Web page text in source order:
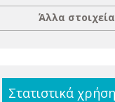
Άλλα στοιχεία
Στατιστικά